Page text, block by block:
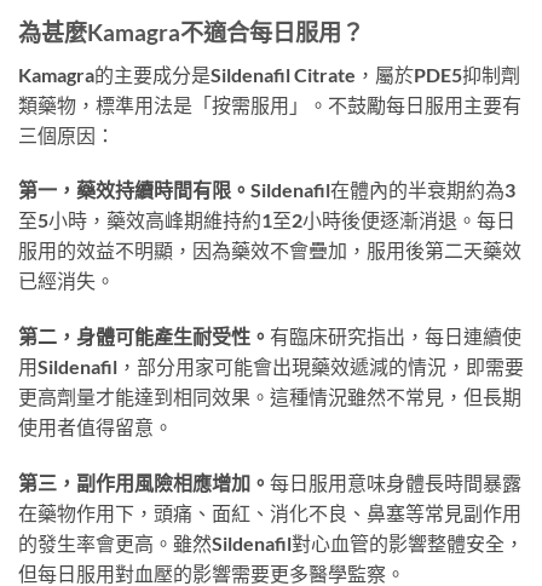
為甚麼Kamagra不適合每日服用？
Kamagra的主要成分是Sildenafil Citrate，屬於PDE5抑制劑
類藥物，標準用法是「按需服用」。不鼓勵每日服用主要有
三個原因：
第一，藥效持續時間有限。 Sildenafil在體內的半衰期約為3
至5小時，藥效高峰期維持約1至2小時後便逐漸消退。每日
服用的效益不明顯，因為藥效不會疊加，服用後第二天藥效
已經消失。
第二，身體可能產生耐受性。 有臨床研究指出，每日連續使
用Sildenafil，部分用家可能會出現藥效遞減的情況，即需要
更高劑量才能達到相同效果。這種情況雖然不常見，但長期
使用者值得留意。
第三，副作用風險相應增加。 每日服用意味身體長時間暴露
在藥物作用下，頭痛、面紅、消化不良、鼻塞等常見副作用
的發生率會更高。雖然Sildenafil對心血管的影響整體安全，
但每日服用對血壓的影響需要更多醫學監察。